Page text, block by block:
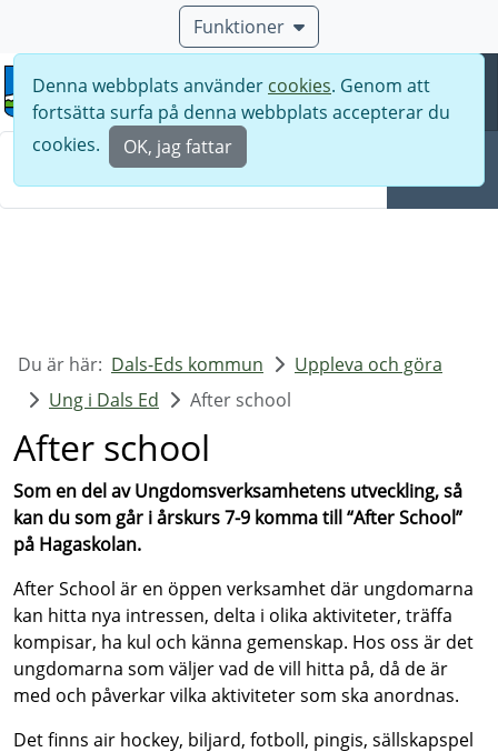
Funktioner
Meny
Denna webbplats använder cookies. Genom att
fortsätta surfa på denna webbplats accepterar du
cookies.
OK, jag fattar
Du är här: Dals-Eds kommun
Uppleva och göra
Ung i Dals Ed
After school
After school
Som en del av Ungdomsverksamhetens utveckling, så
kan du som går i årskurs 7-9 komma till “After School”
på Hagaskolan.
After School är en öppen verksamhet där ungdomarna
kan hitta nya intressen, delta i olika aktiviteter, träffa
kompisar, ha kul och känna gemenskap. Hos oss är det
ungdomarna som väljer vad de vill hitta på, då de är
med och påverkar vilka aktiviteter som ska anordnas.
Det finns air hockey, biljard, fotboll, pingis, sällskapspel